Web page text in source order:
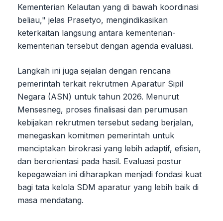
Kementerian Kelautan yang di bawah koordinasi
beliau," jelas Prasetyo, mengindikasikan
keterkaitan langsung antara kementerian-
kementerian tersebut dengan agenda evaluasi.
Langkah ini juga sejalan dengan rencana
pemerintah terkait rekrutmen Aparatur Sipil
Negara (ASN) untuk tahun 2026. Menurut
Mensesneg, proses finalisasi dan perumusan
kebijakan rekrutmen tersebut sedang berjalan,
menegaskan komitmen pemerintah untuk
menciptakan birokrasi yang lebih adaptif, efisien,
dan berorientasi pada hasil. Evaluasi postur
kepegawaian ini diharapkan menjadi fondasi kuat
bagi tata kelola SDM aparatur yang lebih baik di
masa mendatang.